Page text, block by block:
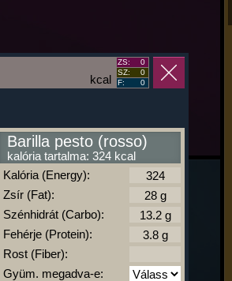
kcal
ZS:
0
SZ:
0
F:
0
Barilla pesto (rosso)
kalória tartalma: 324 kcal
Kalória (Energy):
Zsír (Fat):
Szénhidrát (Carbo):
Fehérje (Protein):
Rost (Fiber):
Gyüm. megadva-e: